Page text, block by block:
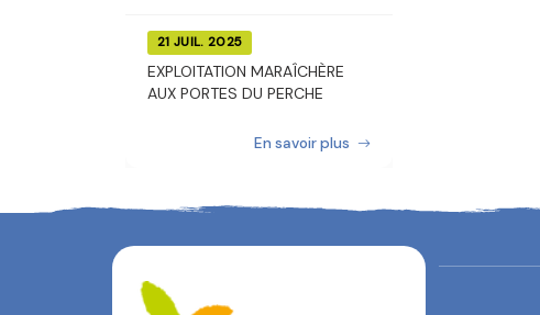
21 JUIL. 2025
EXPLOITATION MARAÎCHÈRE
AUX PORTES DU PERCHE
En savoir plus